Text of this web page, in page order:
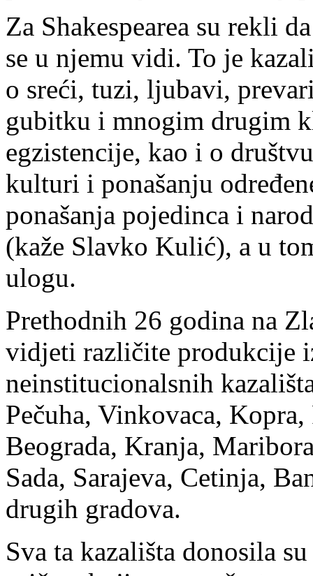
Za Shakespearea su rekli
se u njemu vidi. To je
o sreći, tuzi, ljubavi,
gubitku i mnogim drugim
egzistencije, kao i o
kulturi i ponašanju
ponašanja pojedinca i
(kaže Slavko Kulić), a u
ulogu.
Prethodnih 26 godina na
vidjeti različite produkcije
neinstitucionalsnih
Pečuha, Vinkovaca,
Beograda, Kranja,
Sada, Sarajeva, Cetinja,
drugih gradova.
Sva ta kazališta donosila